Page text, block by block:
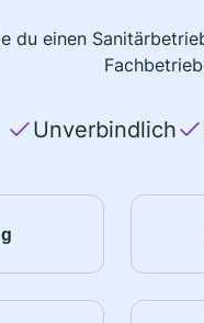
du einen
Unverbindlich